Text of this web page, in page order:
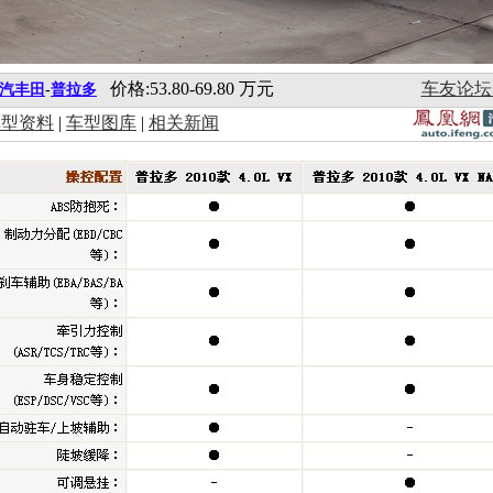
丰田 -普拉多 价格:53.80-69.80 万元
车友论
资料 | 车型图库 | 相关新闻